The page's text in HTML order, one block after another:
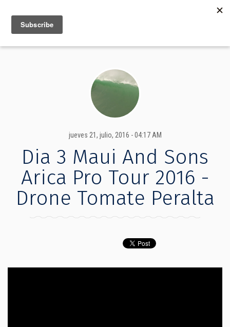
MENU
jueves 21, julio, 2016 - 04:17 AM
Dia 3 Maui And Sons
Arica Pro Tour 2016 -
Drone Tomate Peralta